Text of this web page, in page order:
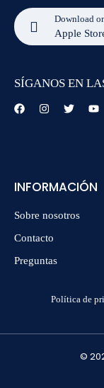
INFORMACIÓN
Sobre nosotros
Contacto
Preguntas
Download
Apple
SÍGANOS EN
©
Política de